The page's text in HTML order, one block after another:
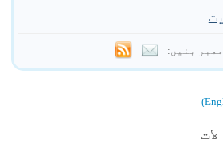
ممبر بنیں: